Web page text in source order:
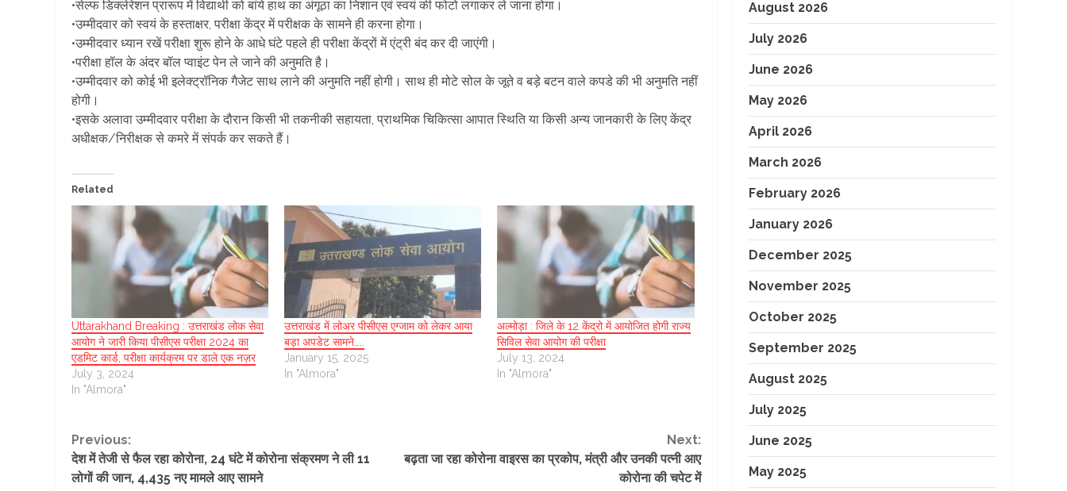
•सेल्फ डिक्लेरेशन प्रारूप में विद्यार्थी को बांये हाथ का अंगूठा का निशान एवं स्वयं की फोटो लगाकर ले जाना होगा।
•उम्मीदवार को स्वयं के हस्ताक्षर, परीक्षा केंद्र में परीक्षक के सामने ही करना होगा।
•उम्मीदवार ध्यान रखें परीक्षा शुरू होने के आधे घंटे पहले ही परीक्षा केंद्रों में एंट्री बंद कर दी जाएंगी।
•परीक्षा हॉल के अंदर बॉल प्वाइंट पेन ले जाने की अनुमति है।
•उम्मीदवार को कोई भी इलेक्ट्रॉनिक गैजेट साथ लाने की अनुमति नहीं होगी। साथ ही मोटे सोल के जूते व बड़े बटन वाले कपडे की भी अनुमति नहीं
होगी।
•इसके अलावा उम्मीदवार परीक्षा के दौरान किसी भी तकनीकी सहायता, प्राथमिक चिकित्सा आपात स्थिति या किसी अन्य जानकारी के लिए केंद्र
अधीक्षक/निरीक्षक से कमरे में संपर्क कर सकते हैं।
Related
Uttarakhand Breaking : उत्तराखंड लोक सेवा
आयोग ने जारी किया पीसीएस परीक्षा 2024 का
एडमिट कार्ड, परीक्षा कार्यक्रम पर डाले एक नज़र
July 3, 2024
In "Almora"
उत्तराखंड में लोअर पीसीएस एग्जाम को लेकर आया
बड़ा अपडेट सामने…..
January 15, 2025
In "Almora"
अल्मोड़ा : जिले के 12 केंद्रो में आयोजित होगी राज्य
सिविल सेवा आयोग की परीक्षा
July 13, 2024
In "Almora"
Continue
Reading
Previous:
देश में तेजी से फैल रहा कोरोना, 24 घंटे में कोरोना संक्रमण ने ली 11
लोगों की जान, 4,435 नए मामले आए सामने
Next:
बढ़ता जा रहा कोरोना वाइरस का प्रकोप, मंत्री और उनकी पत्नी आए
कोरोना की चपेट में
August 2026
July 2026
June 2026
May 2026
April 2026
March 2026
February 2026
January 2026
December 2025
November 2025
October 2025
September 2025
August 2025
July 2025
June 2025
May 2025